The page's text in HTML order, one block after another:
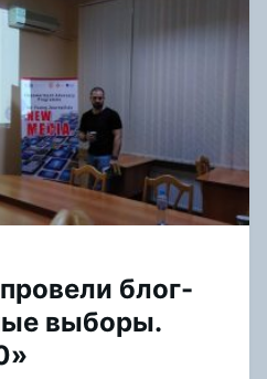
блог-
выборы.